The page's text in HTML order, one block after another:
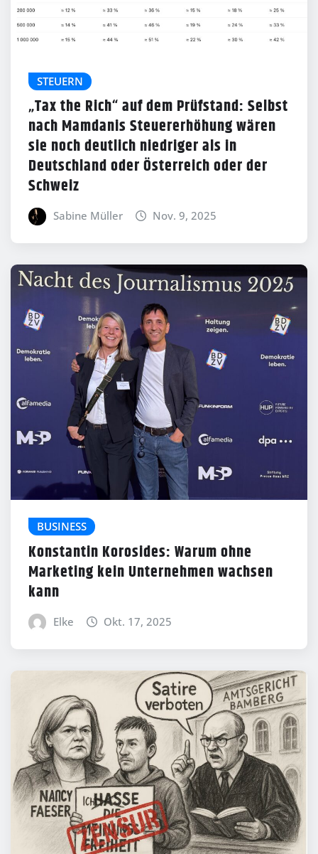
STEUERN
„Tax the Rich“ auf dem Prüfstand: Selbst
nach Mamdanis Steuererhöhung wären
sie noch deutlich niedriger als in
Deutschland oder Österreich oder der
Schweiz
Sabine Müller Nov. 9, 2025
BUSINESS
Konstantin Korosides: Warum ohne
Marketing kein Unternehmen wachsen
kann
Elke Okt. 17, 2025